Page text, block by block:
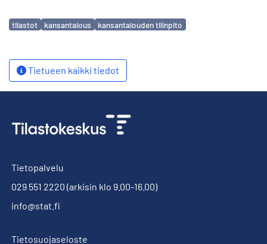
Avainsanat
tilastot kansantalous kansantalouden tilinpito
Tietueen kaikki tiedot
Tietopalvelu
029 551 2220 (arkisin klo 9.00-16.00)
info@stat.fi
Tietosuojaseloste